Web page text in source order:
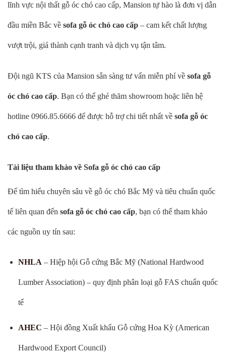
lĩnh vực nội thất gỗ óc chó cao cấp, Mansion tự hào là đơn vị dẫn
đầu miền Bắc về sofa gỗ óc chó cao cấp – cam kết chất lượng
vượt trội, giá thành cạnh tranh và dịch vụ tận tâm.
Đội ngũ KTS của Mansion sẵn sàng tư vấn miễn phí về sofa gỗ
óc chó cao cấp. Bạn có thể ghé thăm showroom hoặc liên hệ
hotline 0966.85.6666 để được hỗ trợ chi tiết nhất về sofa gỗ óc
chó cao cấp.
Tài liệu tham khảo về Sofa gỗ óc chó cao cấp
Để tìm hiểu chuyên sâu về gỗ óc chó Bắc Mỹ và tiêu chuẩn quốc
tế liên quan đến sofa gỗ óc chó cao cấp, bạn có thể tham khảo
các nguồn uy tín sau:
NHLA– Hiệp hội Gỗ cứng Bắc Mỹ (National Hardwood
Lumber Association) – quy định phân loại gỗ FAS chuẩn quốc
tế
AHEC – Hội đồng Xuất khẩu Gỗ cứng Hoa Kỳ (American
Hardwood Export Council)